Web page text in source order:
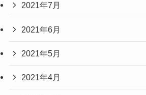
2021年7月
2021年6月
2021年5月
2021年4月